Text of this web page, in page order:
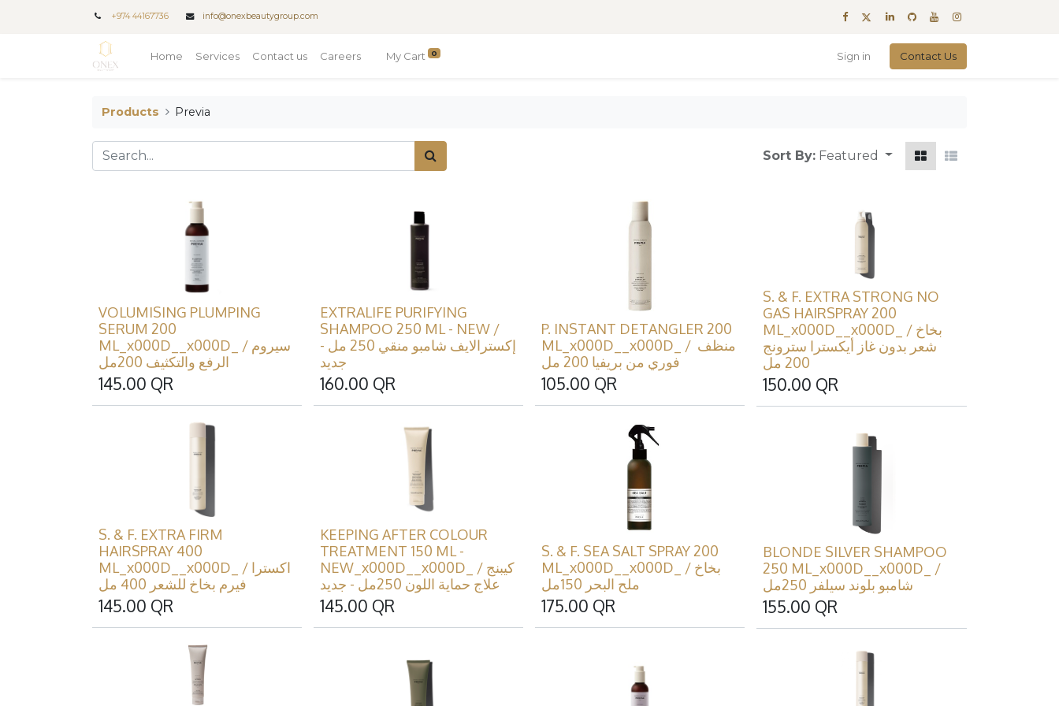
+974 44167736 info@onexbeautygroup.com
Home Services Contact us Careers My Cart 0 Sign in Contact Us
Products Previa
Sort By: Featured
VOLUMISING PLUMPING
SERUM 200
ML_x000D__x000D_ / سيروم
الرفع والتكثيف 200مل
145.00 QR
EXTRALIFE PURIFYING
SHAMPOO 250 ML - NEW /
إكسترالايف شامبو منقي 250 مل -
جديد
160.00 QR
P. INSTANT DETANGLER 200
ML_x000D__x000D_ / منظف ​​
فوري من بريفيا 200 مل
105.00 QR
S. & F. EXTRA STRONG NO
GAS HAIRSPRAY 200
ML_x000D__x000D_ / بخاخ
شعر بدون غاز أيكسترا سترونج
200 مل
150.00 QR
S. & F. EXTRA FIRM
HAIRSPRAY 400
ML_x000D__x000D_ / اكسترا
فيرم بخاخ للشعر 400 مل
145.00 QR
KEEPING AFTER COLOUR
TREATMENT 150 ML -
NEW_x000D__x000D_ / كيبنج
علاج حماية اللون 250مل - جديد
145.00 QR
S. & F. SEA SALT SPRAY 200
ML_x000D__x000D_ / بخاخ
ملح البحر 150مل
175.00 QR
BLONDE SILVER SHAMPOO
250 ML_x000D__x000D_ /
شامبو بلوند سيلفر 250مل
155.00 QR